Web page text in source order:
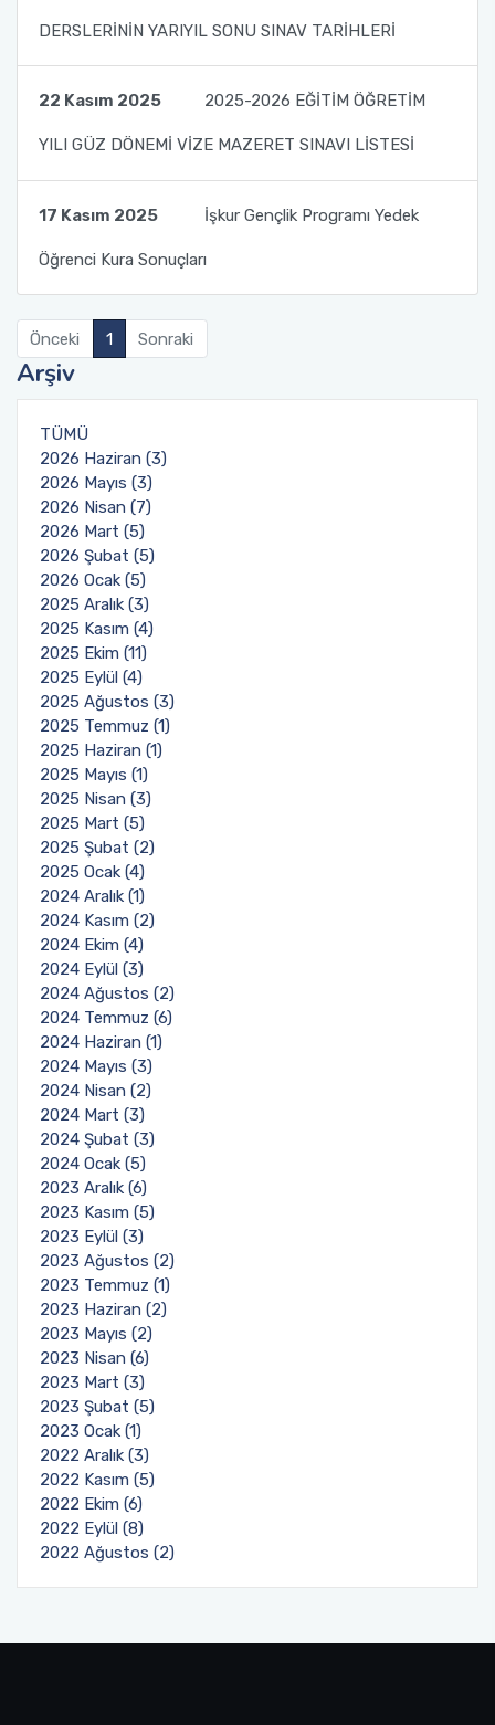
DERSLERİNİN YARIYIL SONU SINAV TARİHLERİ
22 Kasım 2025 2025-2026 EĞİTİM ÖĞRETİM
YILI GÜZ DÖNEMİ VİZE MAZERET SINAVI LİSTESİ
17 Kasım 2025 İşkur Gençlik Programı Yedek
Öğrenci Kura Sonuçları
Önceki 1 Sonraki
Arşiv
TÜMÜ
2026 Haziran (3)
2026 Mayıs (3)
2026 Nisan (7)
2026 Mart (5)
2026 Şubat (5)
2026 Ocak (5)
2025 Aralık (3)
2025 Kasım (4)
2025 Ekim (11)
2025 Eylül (4)
2025 Ağustos (3)
2025 Temmuz (1)
2025 Haziran (1)
2025 Mayıs (1)
2025 Nisan (3)
2025 Mart (5)
2025 Şubat (2)
2025 Ocak (4)
2024 Aralık (1)
2024 Kasım (2)
2024 Ekim (4)
2024 Eylül (3)
2024 Ağustos (2)
2024 Temmuz (6)
2024 Haziran (1)
2024 Mayıs (3)
2024 Nisan (2)
2024 Mart (3)
2024 Şubat (3)
2024 Ocak (5)
2023 Aralık (6)
2023 Kasım (5)
2023 Eylül (3)
2023 Ağustos (2)
2023 Temmuz (1)
2023 Haziran (2)
2023 Mayıs (2)
2023 Nisan (6)
2023 Mart (3)
2023 Şubat (5)
2023 Ocak (1)
2022 Aralık (3)
2022 Kasım (5)
2022 Ekim (6)
2022 Eylül (8)
2022 Ağustos (2)
Fakülte Kurulu
Danışma Kurulu
Mezun Komisyonu
YÖKAK Akreditasyon ve Kalite Koordinasyon
Birim İç Değerlendirme Raporu
Stratejik Plan (2024-2026)
Organizasyon Şeması
Eğitim Öğretim Komisyonu
Burs ve Sosyal Hizmetler Komisyonu
Engelli Birim Yetkilisi
Uluslararası Değişim Koordinatörlükleri
Uluslararasılaşma Faaliyetleri